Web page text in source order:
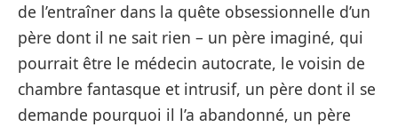
de l’entraîner dans la quête obsessionnelle d’un
père dont il ne sait rien – un père imaginé, qui
pourrait être le médecin autocrate, le voisin de
chambre fantasque et intrusif, un père dont il se
demande pourquoi il l’a abandonné, un père